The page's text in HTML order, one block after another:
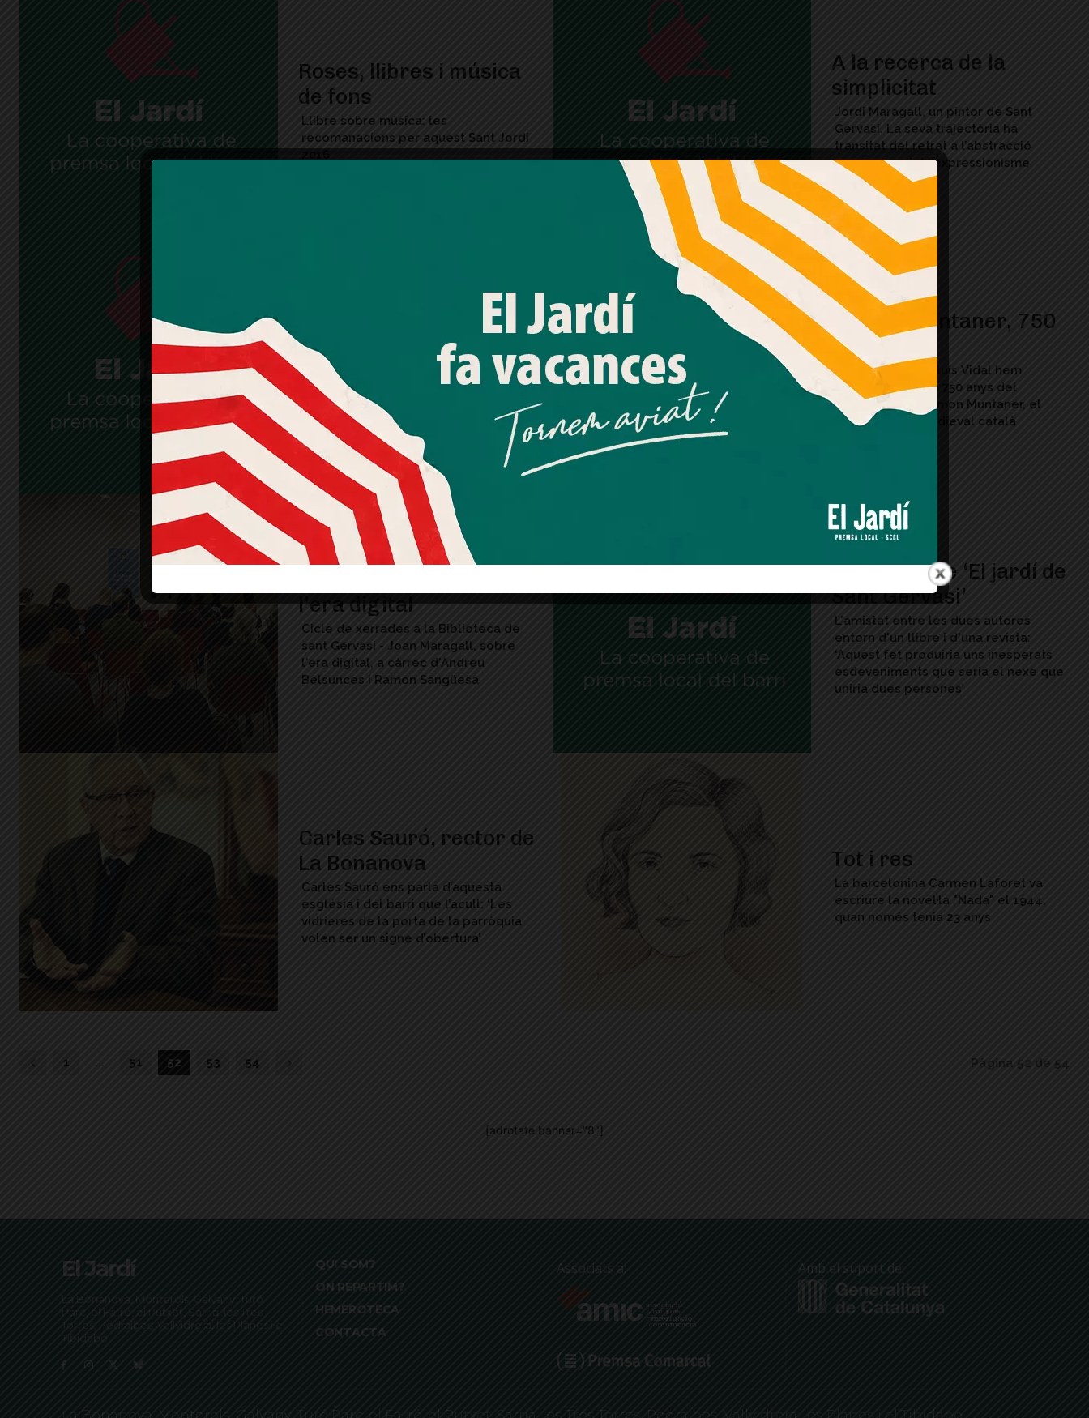
Roses, llibres i música
de fons
Llibre sobre música: les
recomanacions per aquest Sant Jordi
A la recerca de la
simplicitat
Jordi Maragall, un pintor de Sant
Gervasi. La seva trajectòria ha
transitat del retrat a l’abstracció
vorejant sovint l’expressionisme
Assassinat a les Tres
Torres
'Si es no es', Andreu Martín i la novella
negra amb Barcelona com a teló de
fons i amb escenàris a Sarrià i Sant
Gervasi
Ramon Muntaner, 750
anys
La Llar Mossèn Lluís Vidal hem
commemorat els 750 anys del
naixement de Ramon Muntaner, el
gran cronista medieval català
l’era digital
Cicle de xerrades a la Biblioteca de
sant Gervasi - Joan Maragall, sobre
l'era digital, a càrrec d'Andreu
Belsunces i Ramon Sangüesa
A l’ombra de ‘El jardí de
Sant Gervasi’
L'amistat entre les dues autores
entorn d'un llibre i d'una revista:
‘Aquest fet produiria uns inesperats
esdeveniments que seria el nexe que
uniria dues persones’
Carles Sauró, rector de
La Bonanova
Carles Sauró ens parla d’aquesta
església i del barri que l’acull: ‘Les
vidrieres de la porta de la parròquia
volen ser un signe d’obertura’
Tot i res
La barcelonina Carmen Laforet va
escriure la novel·la "Nada" el 1944,
quan només tenia 23 anys
1 ... 51 52 53 54 Pàgina 52 de 54
[adrotate banner="8"]
El Jardí
La Bonanova, Monterols, Galvany, Turó
Parc, el Farró, el Putxet, Sarrià, les Tres
Torres, Pedralbes, Vallvidrera, les Planes i el
Tibidabo
QUI SOM?
ON REPARTIM?
HEMEROTECA
CONTACTA
Associats a: Amb el suport de:
Amb el seu acord, nosaltres fem servir galetes o
tecnologies similars per emmagatzemar, accedir i
processar dades personals com la seva visita a aquest lloc
processament de dades basat en interessos legítims en
qualsevol moment fent clic a "Ajustos de cookies" o a la
nostra Política de privacitat en aquest lloc web. Si cliques
"acceptar" dones el teu consentiment
Més informació Acceptar Rebutjar tot
Quan l’usuari crea un compte al Diari el Jardí, dona el seu
consentiment explícit per rebre comunicacions
informatives relacionades amb el servei. Aquest
consentiment pot ser revocat en qualsevol moment
mitjançant l’enllaç de baixa present a tots els correus.